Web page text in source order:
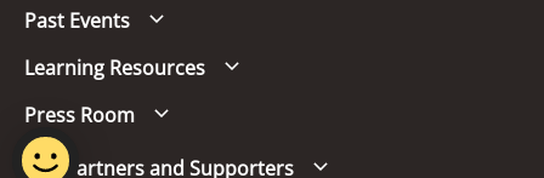
Past Events
Learning Resources
Press Room
Our Partners and Supporters